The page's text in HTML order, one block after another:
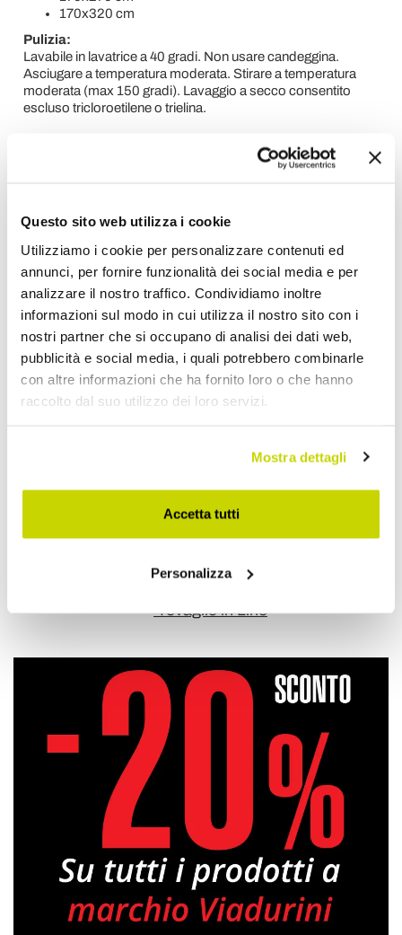
Questo sito web utilizza i cookie
Utilizziamo i cookie per personalizzare contenuti ed
annunci, per fornire funzionalità dei social media e per
analizzare il nostro traffico. Condividiamo inoltre
informazioni sul modo in cui utilizza il nostro sito con i
nostri partner che si occupano di analisi dei dati web,
pubblicità e social media, i quali potrebbero combinarle
con altre informazioni che ha fornito loro o che hanno
raccolto dal suo utilizzo dei loro servizi.
Mostra dettagli
Accetta tutti
Personalizza
170x320 cm
Pulizia:
Lavabile in lavatrice a 40 gradi. Non usare candeggina.
Asciugare a temperatura moderata. Stirare a temperatura
moderata (max 150 gradi). Lavaggio a secco consentito
escluso tricloroetilene o trielina.
Richiedi informazioni".
Richiedi Informazioni
Opinione dei clienti
Devi accedere per poter scrivere la tua opinione.
Aggiungi alla Wish List
Condividi
Tovaglie in Lino